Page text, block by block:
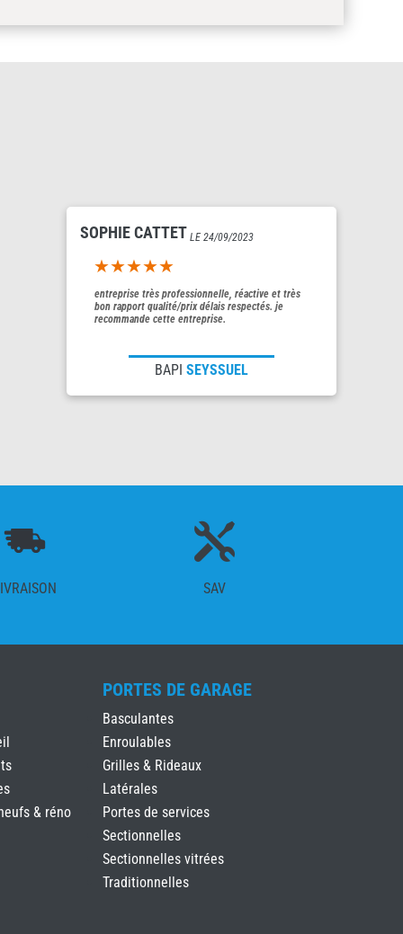
SOPHIE CATTET LE 24/09/2023
5out of 5
entreprise très professionnelle, réactive et très
bon rapport qualité/prix délais respectés. je
recommande cette entreprise.
BAPI SEYSSUEL

SAV
& réno
PORTES DE GARAGE
Basculantes
Enroulables
Grilles & Rideaux
Latérales
Portes de services
Sectionnelles
Sectionnelles vitrées
Traditionnelles